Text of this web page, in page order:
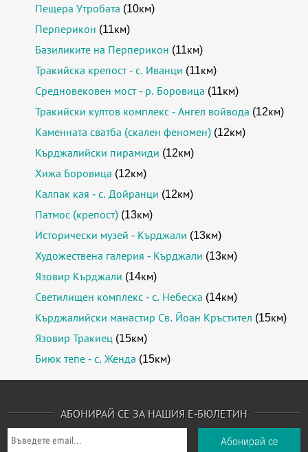
Пещера Утробата (10км)
Перперикон (11км)
Базиликите на Перперикон (11км)
Тракийска крепост - с. Иванци (11км)
Средновековен мост - р. Боровица (11км)
Тракийски култов комплекс - Ангел войвода (12км)
Каменната сватба (скален феномен) (12км)
Кърджалийски пирамиди (12км)
Хижа Боровица (12км)
Калпак кая - с. Дойранци (12км)
Патмос (крепост) (13км)
Исторически музей - Кърджали (13км)
Художествена галерия - Кърджали (13км)
Язовир Кърджали (14км)
Светилищен комплекс - с. Небеска (14км)
Кърджалийски манастир Св. Йоан Кръстител (15км)
Язовир Тракиец (15км)
Биюк тепе - с. Женда (15км)
АБОНИРАЙ СЕ ЗА НАШИЯ Е-БЮЛЕТИН